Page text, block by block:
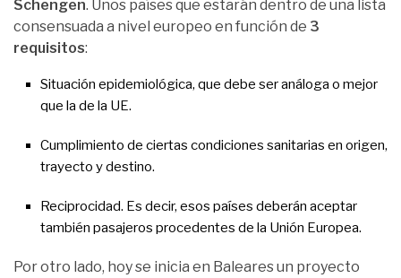
Schengen. Unos países que estarán dentro de una lista
consensuada a nivel europeo en función de 3
requisitos:
Situación epidemiológica, que debe ser análoga o mejor
que la de la UE.
Cumplimiento de ciertas condiciones sanitarias en origen,
trayecto y destino.
Reciprocidad. Es decir, esos países deberán aceptar
también pasajeros procedentes de la Unión Europea.
Por otro lado, hoy se inicia en Baleares un proyecto